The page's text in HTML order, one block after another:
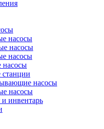
насосы
насосы
насосы
насосы
насосы
насосы
инвентарь